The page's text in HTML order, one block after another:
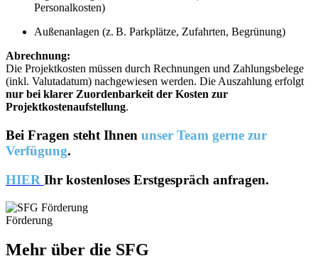
Personalkosten)
Außenanlagen (z. B. Parkplätze, Zufahrten, Begrünung)
Abrechnung:
Die Projektkosten müssen durch Rechnungen und Zahlungsbelege
(inkl. Valutadatum) nachgewiesen werden. Die Auszahlung erfolgt
nur bei klarer Zuordenbarkeit der Kosten zur
Projektkostenaufstellung.
Bei Fragen steht Ihnen unser Team gerne zur
Verfügung.
HIER Ihr kostenloses Erstgespräch anfragen.
Förderung
Mehr über die SFG